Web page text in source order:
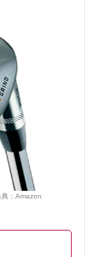
： Amazon